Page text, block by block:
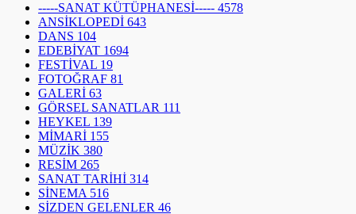
-----SANAT KÜTÜPHANESİ----- 4578
ANSİKLOPEDİ 643
DANS 104
EDEBİYAT 1694
FESTİVAL 19
FOTOĞRAF 81
GALERİ 63
GÖRSEL SANATLAR 111
HEYKEL 139
MİMARİ 155
MÜZİK 380
RESİM 265
SANAT TARİHİ 314
SİNEMA 516
SİZDEN GELENLER 46